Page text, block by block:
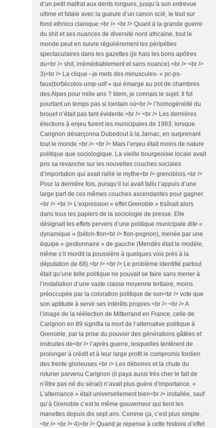
d’un petit malfrat aux dents longues, jusqu’à son entrevue
ultime et fatale avec la gueule d’un canon scié, le tout sur
fond ethnico clanique.<br /> <br /> Quant à la grande guerre
du shit et ses nuances de diversité nord africaine, tout le
monde peut en suivre régulièrement les péripéties
spectaculaires dans les gazettes (je hais les bons apôtres
du<br /> shit, irrémédiablement et sans nuance).<br /> <br />
3)<br /> La clique –je mets des minuscules- « pc-ps-
faux(bof)écolos-ump-udf » qui émarge au pot de chambres
des Alpes pour mille ans ? Idem, je connais le sujet. Il fut
pourtant un temps pas si lointain où<br /> l’homogénéité du
brouet n’était pas tant évidente.<br /> <br /> Les dernières
élections à enjeu furent les municipales de 1983, lorsque
Carignon désarçonna Dubedout à la Jarnac, en surprenant
tout le monde.<br /> <br /> Mais l’enjeu était moins de nature
politique que sociologique. La vieille bourgeoisie locale avait
pris sa revanche sur les nouvelles couches sociales
d’importation qui avait rallié le mythe<br /> grenoblois.<br />
Pour la dernière fois, puisqu’il lui avait fallu l’appuis d’une
large part de ces mêmes couches ascendantes pour gagner.
<br /> <br /> L’expression « effet Grenoble » traînait alors
dans tous les papiers de la sociologie de presse. Elle
désignait les effets pervers d’une politique municipale dite «
dynamique » (béton-flon<br /> flon-pognon), menée par une
équipe « gestionnaire » de gauche (Mendès était le modèle,
même s’il mordit la poussière à quelques voix près à la
députation de 68).<br /> <br /> Le problème identifié partout
était qu’une telle politique ne pouvait se faire sans mener à
l’installation d’une vaste classe moyenne tertiaire, moins
préoccupée par la coloration politique de son<br /> vote que
son aptitude à servir ses intérêts propres.<br /> <br /> A
l’image de la réélection de Mitterrand en France, celle de
Carignon en 89 signifia la mort de l’alternative politique à
Grenoble, par la prise du pouvoir des générations gâtées et
instruites de<br /> l’après guerre, lesquelles tentèrent de
prolonger à crédit et à leur large profit le compromis fordien
des trente glorieuses.<br /> Les déboires et la chute du
roturier parvenu Carignon (il paya aussi très cher le fait de
n’être pas né du sérail) n’avait plus guère d’importance. «
L’alternance » était universellement bien<br /> installée, sauf
qu’à Grenoble c’est le même gouverneur qui tient les
manettes depuis dix sept ans. Comme ça, c’est plus simple.
<br /> <br /> 4)<br /> Quand je repense à cette histoire d’effet